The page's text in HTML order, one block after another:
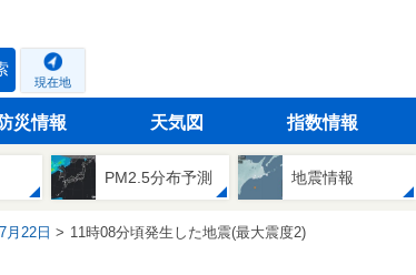
現在地
災情報 天気図 指数情報
PM2.5分布予測 地震情報
月22日 11時08分頃発生した地震(最大震度2)